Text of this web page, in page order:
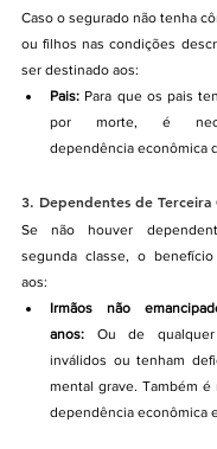
Caso o segurado não tenha
ou filhos nas condições
ser destinado aos:
Pais: Para que os pais
por morte, é
dependência econômica
3. Dependentes de Terceira
Se não houver
segunda classe, o
aos:
Irmãos não
anos: Ou de
inválidos ou tenham
mental grave. Também
dependência econômica